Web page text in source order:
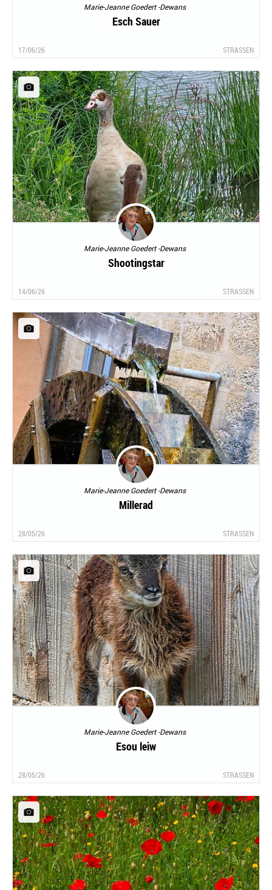
Marie-Jeanne Goedert -Dewans
Esch Sauer
17/06/26 STRASSEN
Marie-Jeanne Goedert -Dewans
Shootingstar
14/06/26 STRASSEN
Marie-Jeanne Goedert -Dewans
Millerad
28/05/26 STRASSEN
Marie-Jeanne Goedert -Dewans
Esou leiw
28/05/26 STRASSEN